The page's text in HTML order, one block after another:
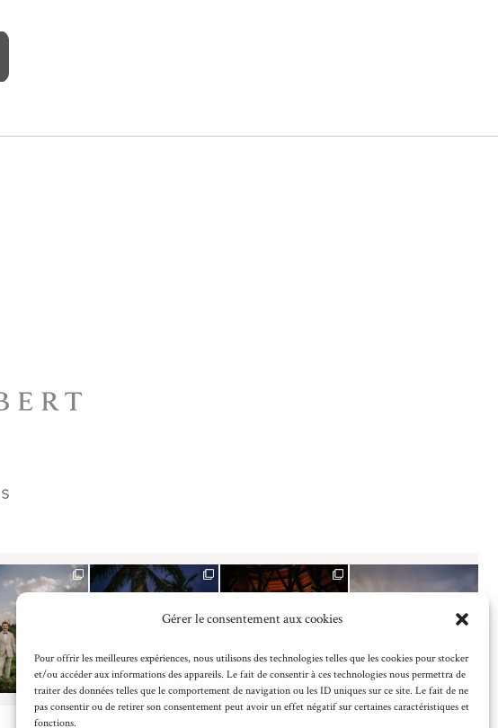
Gérer le consentement aux cookies
Pour offrir les meilleures expériences, nous utilisons des technologies telles que les cookies pour stocker
et/ou accéder aux informations des appareils. Le fait de consentir à ces technologies nous permettra de
traiter des données telles que le comportement de navigation ou les ID uniques sur ce site. Le fait de ne
pas consentir ou de retirer son consentement peut avoir un effet négatif sur certaines caractéristiques et
fonctions.